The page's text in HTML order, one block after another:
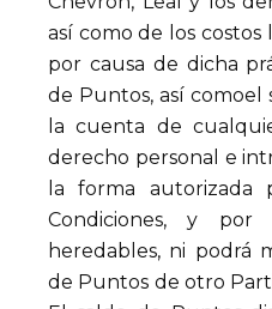
así como de los costos
por causa de dicha
de Puntos, así comoel
la cuenta de
derecho personal e
la forma autorizada
Condiciones, y
heredables, ni podrá
de Puntos de otro